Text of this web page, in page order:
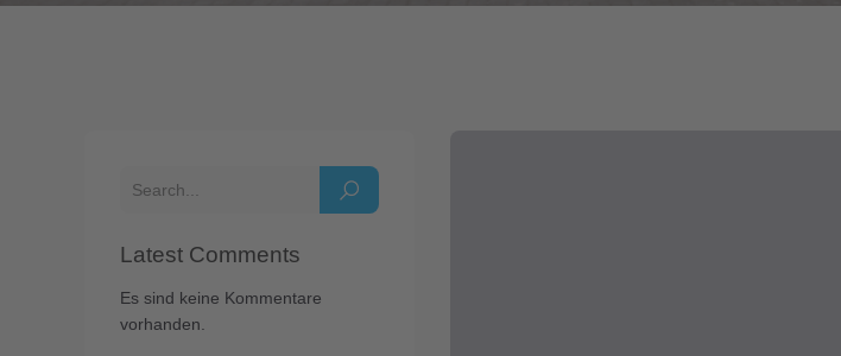
Latest Comments
Es sind keine Kommentare
vorhanden.